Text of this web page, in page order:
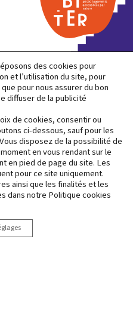
Mérignac Soleil, plus
en France, est
"Démonstrateurs de la
par France 2030.
Contact Newsletter
des cookies pour
et l’utilisation du site, pour
pour nous assurer du bon
diffuser de la publicité
de cookies, consentir ou
ci-dessous, sauf pour les
disposez de la possibilité de
en vous rendant sur le
en pied de page du site. Les
pour ce site uniquement.
ainsi que les finalités et les
dans notre Politique cookies